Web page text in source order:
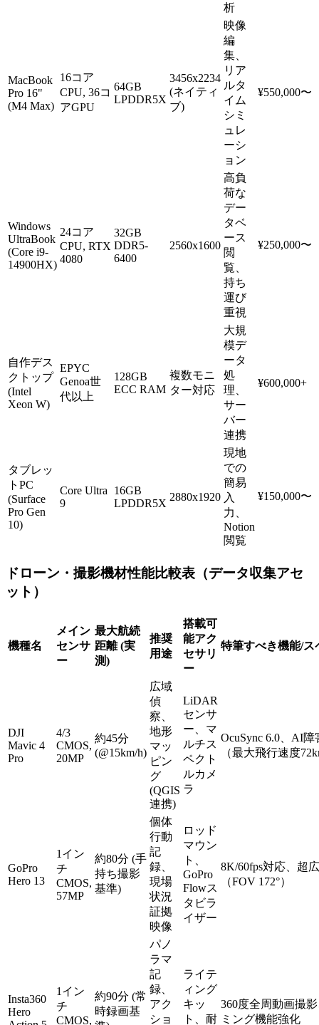
析
MacBook
Pro 16"
(M4 Max)
16コア
CPU, 36コ
アGPU
64GB
LPDDR5X
3456x2234
(ネイティ
ブ)
映像
編
集、
リア
ルタ
イム
シミ
ュレ
ーシ
ョン
¥550,000〜
Windows
UltraBook
(Core i9-
14900HX)
24コア
CPU, RTX
4080
32GB
DDR5-
6400
2560x1600
高負
荷な
デー
タベ
ース
閲
覧、
持ち
運び
重視
¥250,000〜
自作デス
クトップ
(Intel
Xeon W)
EPYC
Genoa世
代以上
128GB
ECC RAM
複数モニ
ター対応
大規
模デ
ータ
処
理、
サー
バー
連携
¥600,000+
タブレッ
トPC
(Surface
Pro Gen
10)
Core Ultra
9
16GB
LPDDR5X
2880x1920
現地
での
簡易
入
力、
Notion
閲覧
¥150,000〜
ドローン・撮影機材性能比較表（データ収集アセ
ット）
機種名
メイン
センサ
ー
最大航続
距離 (実
測)
推奨
用途
搭載可
能アク
セサリ
ー
特筆すべき機能/ス
DJI
Mavic 4
Pro
4/3
CMOS,
20MP
約45分
(@15km/h)
広域
偵
察、
地形
マッ
ピン
グ
(QGIS
連携)
LiDAR
センサ
ー、マ
ルチス
ペクト
ルカメ
ラ
OcuSync 6.0、AI
（最大飛行速度
GoPro
Hero 13
1イン
チ
CMOS,
57MP
約80分 (手
持ち撮影
基準)
個体
行動
記
録、
現場
状況
証拠
映像
ロッド
マウン
ト、
GoPro
Flowス
タビラ
イザー
8K/60fps対応、超
（FOV 172°）
Insta360
Hero
1イン
チ
CMOS,
約90分 (常
時録画基
パノ
ラマ
記
録、
アク
ショ
ライテ
ィング
キッ
ト、耐
360度全周動画撮
ミング機能強化